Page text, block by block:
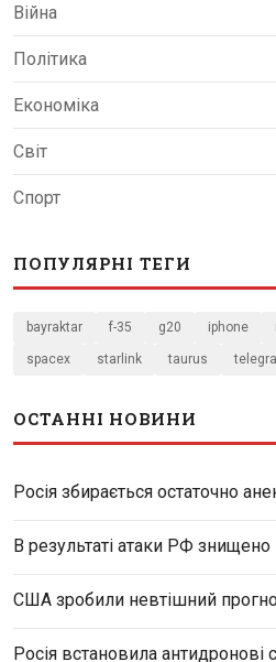
Війна
Політика
Економіка
Світ
Спорт
ПОПУЛЯРНІ ТЕГИ
bayraktar f-35 g20 iphone
spacex starlink taurus
ОСТАННІ НОВИНИ
Росія збирається остаточно
В результаті атаки РФ знищено
США зробили невтішний
Росія встановила антидронові